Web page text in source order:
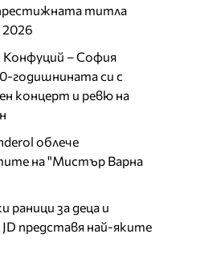
титла
– София
годишнината си с
концерт и ревю на
облече
на "Мистър Варна
раници за деца и
представя най-яките